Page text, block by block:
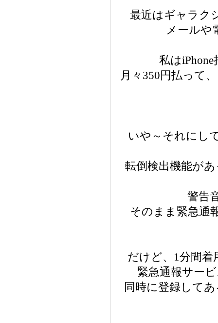
最近はギャラク
メールや
私は
月々350円払って
いや～それにし
転倒検出機能が
警告
そのまま緊急通
だけど、1分間
緊急通報サー
同時に登録して